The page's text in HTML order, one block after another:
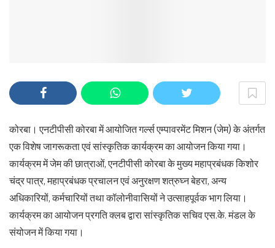
कोरबा। एनटीपीसी कोरबा में आयोजित गर्ल्स एम्पावरमेंट मिशन (जेम) के अंतर्गत
एक विशेष जागरूकता एवं सांस्कृतिक कार्यक्रम का आयोजन किया गया।
कार्यक्रम में जेम की छात्राओं, एनटीपीसी कोरबा के मुख्य महाप्रबंधक किशोर
चंद्र पात्र, महाप्रबंधक प्रचालन एवं अनुरक्षण शत्रुघ्न बेहरा, अन्य
अधिकारियों, कर्मचारियों तथा कॉलोनीवासियों ने उत्साहपूर्वक भाग लिया।
कार्यक्रम का आयोजन प्रगति क्लब द्वारा सांस्कृतिक सचिव एस.के. मंडल के
संयोजन में किया गया।